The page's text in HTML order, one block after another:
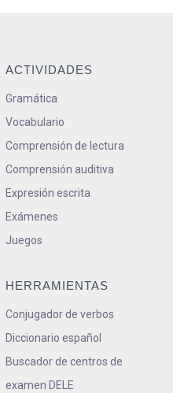
ACTIVIDADES
Gramática
Vocabulario
Comprensión de lectura
Comprensión auditiva
Expresión escrita
Exámenes
Juegos
HERRAMIENTAS
Conjugador de verbos
Diccionario español
Buscador de centros de
examen DELE